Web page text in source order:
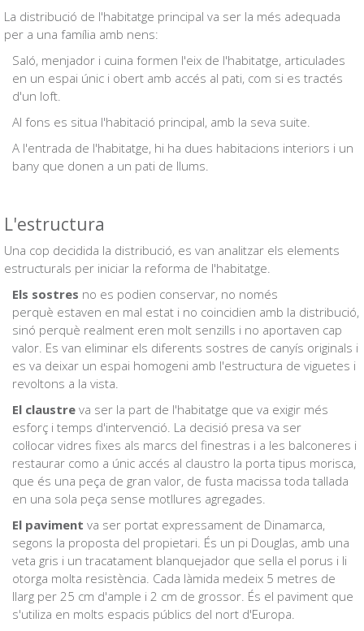
La distribució de l'habitatge principal va ser la més adequada
per a una família amb nens:
Saló, menjador i cuina formen l'eix de l'habitatge, articulades
en un espai únic i obert amb accés al pati, com si es tractés
d'un loft.
Al fons es situa l'habitació principal, amb la seva suite.
A l'entrada de l'habitatge, hi ha dues habitacions interiors i un
bany que donen a un pati de llums.
L'estructura
Una cop decidida la distribució, es van analitzar els elements
estructurals per iniciar la reforma de l'habitatge.
Els sostres no es podien conservar, no només
perquè estaven en mal estat i no coincidien amb la distribució,
sinó perquè realment eren molt senzills i no aportaven cap
valor. Es van eliminar els diferents sostres de canyís originals i
es va deixar un espai homogeni amb l'estructura de viguetes i
revoltons a la vista.
El claustre va ser la part de l'habitatge que va exigir més
esforç i temps d'intervenció. La decisió presa va ser
col·locar vidres fixes als marcs del finestras i a les balconeres i
restaurar como a únic accés al claustro la porta tipus morisca,
que és una peça de gran valor, de fusta macissa toda tallada
en una sola peça sense motllures agregades.
El paviment va ser portat expressament de Dinamarca,
segons la proposta del propietari. És un pi Douglas, amb una
veta gris i un tracatament blanquejador que sella el porus i li
otorga molta resistència. Cada làmida medeix 5 metres de
llarg per 25 cm d'ample i 2 cm de grossor. És el paviment que
s'utiliza en molts espacis públics del nort d'Europa.